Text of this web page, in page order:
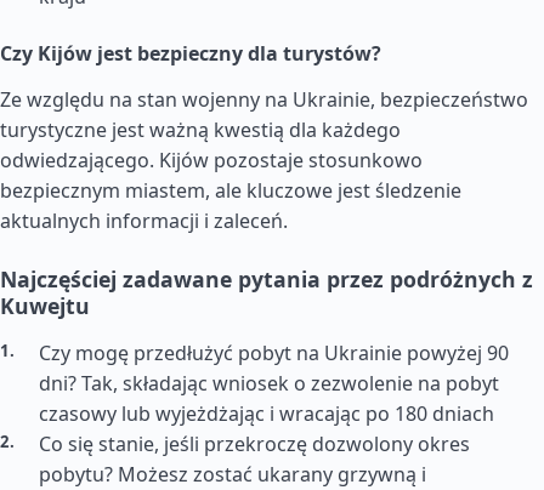
Czy Kijów jest bezpieczny dla turystów?
Ze względu na stan wojenny na Ukrainie, bezpieczeństwo
turystyczne jest ważną kwestią dla każdego
odwiedzającego. Kijów pozostaje stosunkowo
bezpiecznym miastem, ale kluczowe jest śledzenie
aktualnych informacji i zaleceń.
Najczęściej zadawane pytania przez podróżnych z
Kuwejtu
Czy mogę przedłużyć pobyt na Ukrainie powyżej 90
dni? Tak, składając wniosek o zezwolenie na pobyt
czasowy lub wyjeżdżając i wracając po 180 dniach
Co się stanie, jeśli przekroczę dozwolony okres
pobytu? Możesz zostać ukarany grzywną i